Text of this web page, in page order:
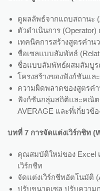
ดูผลลัพธ์จากแถบสถานะ
ตัวดำเนินการ (Operator)
เทคนิคการสร้างสูตรคำน
ชื่อเซลแบบสัมพัทธ์
ชื่อแบบสัมพัทธ์ผสมสัมบู
โครงสร้างของฟังก์ชันแล
ความผิดพลาดของสูตรค
ฟังก์ชันกลุ่มสถิติและคณิต
AVERAGE และที่เกี่ยวข้อ
บทที่ 7 การจัดแต่งเวิร์กชิท
คุณสมบัติใหม่ของ Excel
เวิร์กชีท
จัดแต่งเวิร์กชีทอัตโนมัติ
ปรับขนาดเซล ปรับความ